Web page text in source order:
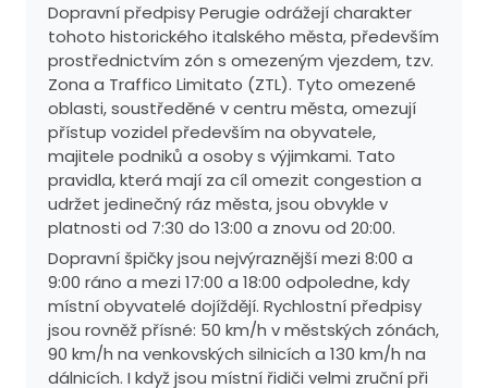
Dopravní předpisy Perugie odrážejí charakter
tohoto historického italského města, především
prostřednictvím zón s omezeným vjezdem, tzv.
Zona a Traffico Limitato (ZTL). Tyto omezené
oblasti, soustředěné v centru města, omezují
přístup vozidel především na obyvatele,
majitele podniků a osoby s výjimkami. Tato
pravidla, která mají za cíl omezit congestion a
udržet jedinečný ráz města, jsou obvykle v
platnosti od 7:30 do 13:00 a znovu od 20:00.
Dopravní špičky jsou nejvýraznější mezi 8:00 a
9:00 ráno a mezi 17:00 a 18:00 odpoledne, kdy
místní obyvatelé dojíždějí. Rychlostní předpisy
jsou rovněž přísné: 50 km/h v městských zónách,
90 km/h na venkovských silnicích a 130 km/h na
dálnicích. I když jsou místní řidiči velmi zruční při